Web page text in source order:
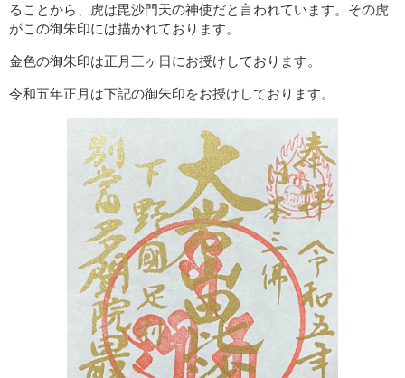
ることから、虎は毘沙門天の神使だと言われています。その虎
がこの御朱印には描かれております。
金色の御朱印は正月三ヶ日にお授けしております。
令和五年正月は下記の御朱印をお授けしております。